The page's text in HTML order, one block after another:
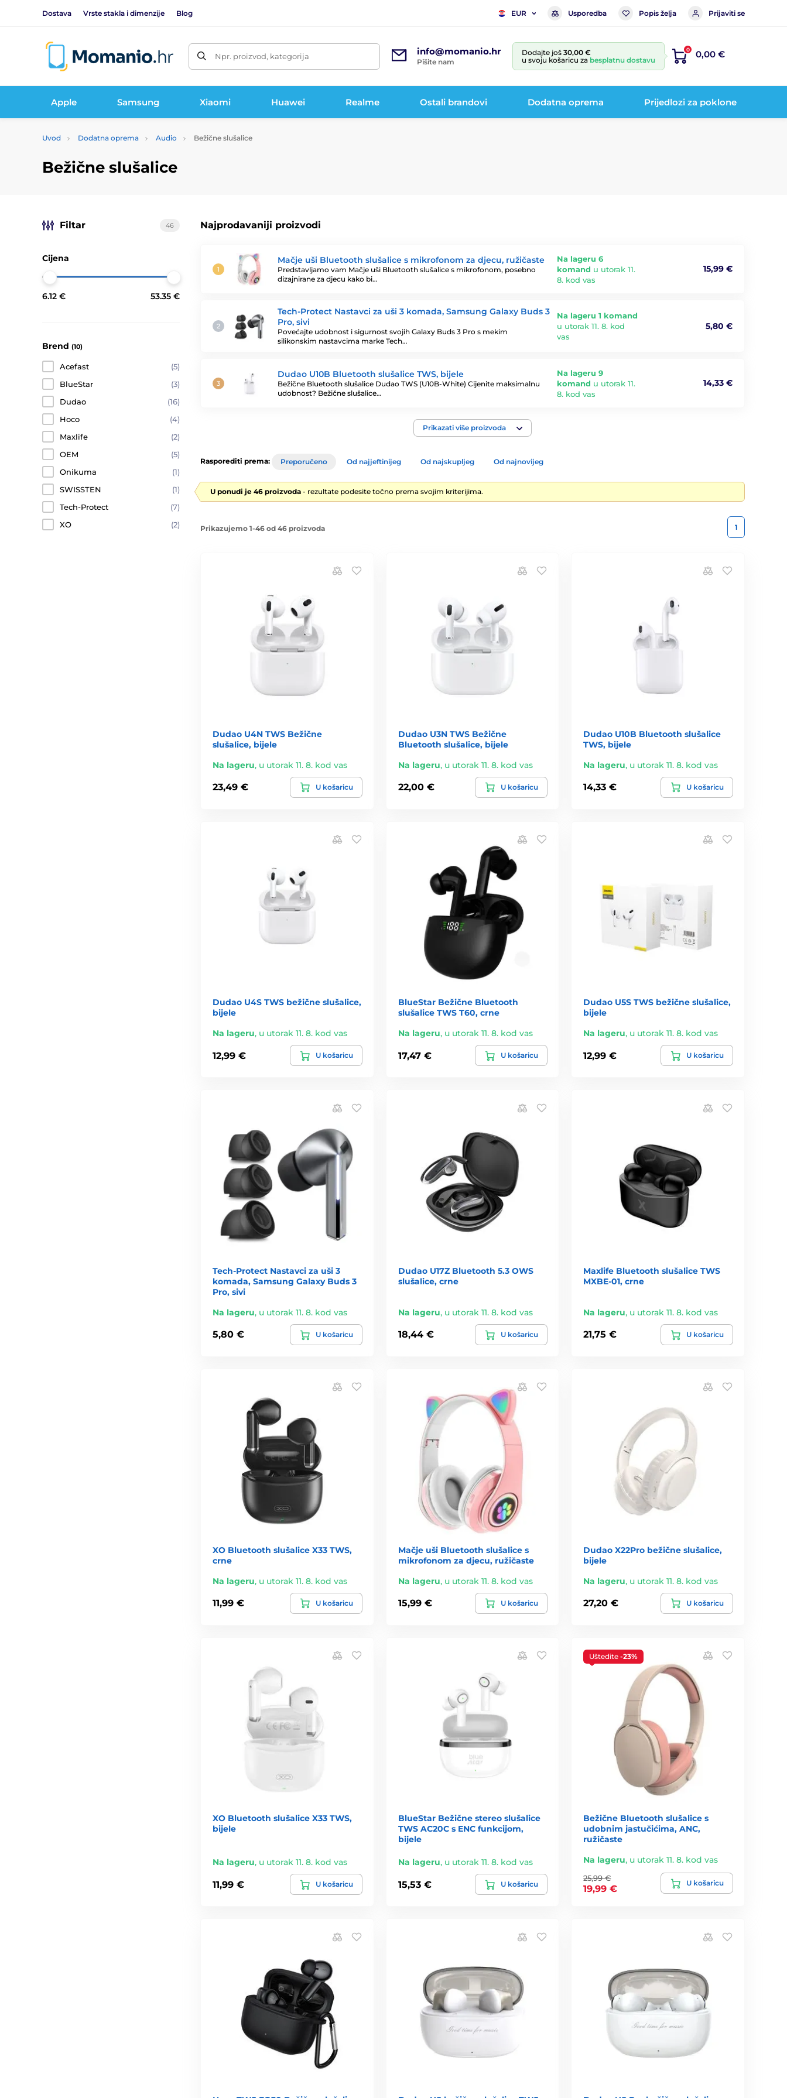
Dostava Vrste stakla i dimenzije Blog EUR Usporedba Popis želja Prijaviti se
Npr. proizvod, kategorija info@momanio.hr
Pišite nam
Dodajte još 30,00 €
u svoju košaricu za besplatnu dostavu
0 0,00 €
Apple Samsung Xiaomi Huawei Realme Ostali brandovi Dodatna oprema Prijedlozi za poklone
Uvod Dodatna oprema Audio Bežične slušalice
Bežične slušalice
Najprodavaniji proizvodi
Mačje uši Bluetooth slušalice s mikrofonom za djecu, ružičaste
Predstavljamo vam Mačje uši Bluetooth slušalice s mikrofonom, posebno
dizajnirane za djecu kako bi…
Na lageru 6
komand u utorak 11.
8. kod vas
15,99 €
Tech-Protect Nastavci za uši 3 komada, Samsung Galaxy Buds 3
Pro, sivi
Povećajte udobnost i sigurnost svojih Galaxy Buds 3 Pro s mekim
silikonskim nastavcima marke Tech…
Na lageru 1 komand
u utorak 11. 8. kod
vas
5,80 €
Dudao U10B Bluetooth slušalice TWS, bijele
Bežične Bluetooth slušalice Dudao TWS (U10B-White) Cijenite maksimalnu
udobnost? Bežične slušalice…
Na lageru 9
komand u utorak 11.
8. kod vas
14,33 €
Prikazati više proizvoda
Filtar 46
Cijena
6.12 € 53.35 €
Brend (10)
Acefast
(5)
BlueStar
(3)
Dudao
(16)
Hoco
(4)
Maxlife
(2)
OEM
(5)
Onikuma
(1)
SWISSTEN
(1)
Tech-Protect
(7)
XO
(2)
Rasporediti prema: Preporučeno Od najjeftinijeg Od najskupljeg Od najnovijeg
U ponudi je 46 proizvoda - rezultate podesite točno prema svojim kriterijima.
Prikazujemo 1-46 od 46 proizvoda 1
Dudao U4N TWS Bežične
slušalice, bijele
Na lageru, u utorak 11. 8. kod vas
23,49 € U košaricu
Dudao U3N TWS Bežične
Bluetooth slušalice, bijele
Na lageru, u utorak 11. 8. kod vas
22,00 € U košaricu
Dudao U10B Bluetooth slušalice
TWS, bijele
Na lageru, u utorak 11. 8. kod vas
14,33 € U košaricu
Dudao U4S TWS bežične slušalice,
bijele
Na lageru, u utorak 11. 8. kod vas
12,99 € U košaricu
BlueStar Bežične Bluetooth
slušalice TWS T60, crne
Na lageru, u utorak 11. 8. kod vas
17,47 € U košaricu
Dudao U5S TWS bežične slušalice,
bijele
Na lageru, u utorak 11. 8. kod vas
12,99 € U košaricu
Tech-Protect Nastavci za uši 3
komada, Samsung Galaxy Buds 3
Pro, sivi
Na lageru, u utorak 11. 8. kod vas
5,80 € U košaricu
Dudao U17Z Bluetooth 5.3 OWS
slušalice, crne
Na lageru, u utorak 11. 8. kod vas
18,44 € U košaricu
Maxlife Bluetooth slušalice TWS
MXBE-01, crne
Na lageru, u utorak 11. 8. kod vas
21,75 € U košaricu
XO Bluetooth slušalice X33 TWS,
crne
Na lageru, u utorak 11. 8. kod vas
11,99 € U košaricu
Mačje uši Bluetooth slušalice s
mikrofonom za djecu, ružičaste
Na lageru, u utorak 11. 8. kod vas
15,99 € U košaricu
Dudao X22Pro bežične slušalice,
bijele
Na lageru, u utorak 11. 8. kod vas
27,20 € U košaricu
XO Bluetooth slušalice X33 TWS,
bijele
Na lageru, u utorak 11. 8. kod vas
11,99 € U košaricu
BlueStar Bežične stereo slušalice
TWS AC20C s ENC funkcijom,
bijele
Na lageru, u utorak 11. 8. kod vas
15,53 € U košaricu
Uštedite-23%
Bežične Bluetooth slušalice s
udobnim jastučićima, ANC,
ružičaste
Na lageru, u utorak 11. 8. kod vas
25,99 €
19,99 €
U košaricu